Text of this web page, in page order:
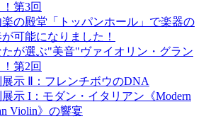
第3回
の殿堂「トッパンホール」で楽器の
可能になりました！
たが選ぶ"美音"ヴァイオリン・グラン
第2回
示 Ⅱ：フレンチボウのDNA
示 I：モダン・イタリアン《Modern
Violin》の響宴